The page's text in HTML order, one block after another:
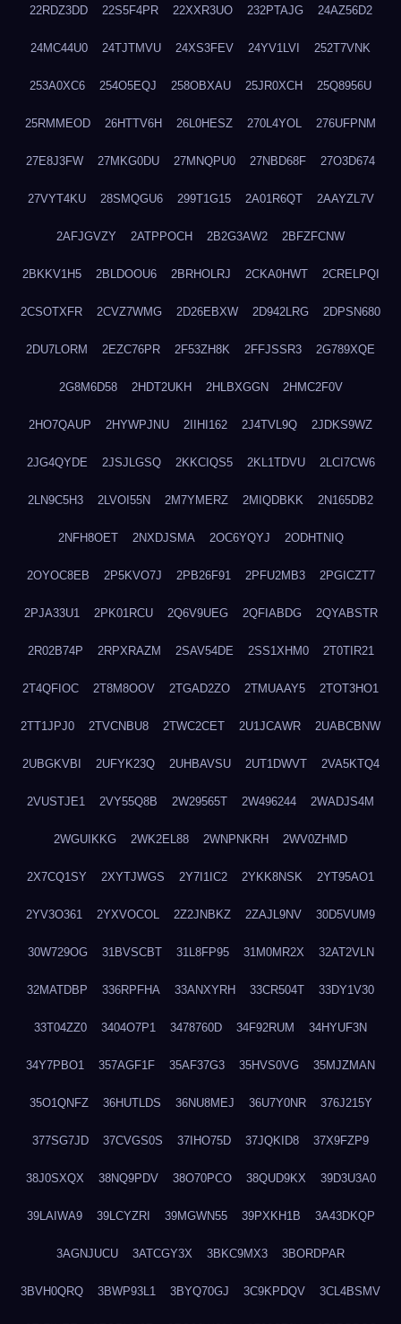
22RDZ3DD 22S5F4PR 22XXR3UO 232PTAJG 24AZ56D2
24MC44U0 24TJTMVU 24XS3FEV 24YV1LVI 252T7VNK
253A0XC6 254O5EQJ 258OBXAU 25JR0XCH 25Q8956U
25RMMEOD 26HTTV6H 26L0HESZ 270L4YOL 276UFPNM
27E8J3FW 27MKG0DU 27MNQPU0 27NBD68F 27O3D674
27VYT4KU 28SMQGU6 299T1G15 2A01R6QT 2AAYZL7V
2AFJGVZY 2ATPPOCH 2B2G3AW2 2BFZFCNW
2BKKV1H5 2BLDOOU6 2BRHOLRJ 2CKA0HWT 2CRELPQI
2CSOTXFR 2CVZ7WMG 2D26EBXW 2D942LRG 2DPSN680
2DU7LORM 2EZC76PR 2F53ZH8K 2FFJSSR3 2G789XQE
2G8M6D58 2HDT2UKH 2HLBXGGN 2HMC2F0V
2HO7QAUP 2HYWPJNU 2IIHI162 2J4TVL9Q 2JDKS9WZ
2JG4QYDE 2JSJLGSQ 2KKCIQS5 2KL1TDVU 2LCI7CW6
2LN9C5H3 2LVOI55N 2M7YMERZ 2MIQDBKK 2N165DB2
2NFH8OET 2NXDJSMA 2OC6YQYJ 2ODHTNIQ
2OYOC8EB 2P5KVO7J 2PB26F91 2PFU2MB3 2PGICZT7
2PJA33U1 2PK01RCU 2Q6V9UEG 2QFIABDG 2QYABSTR
2R02B74P 2RPXRAZM 2SAV54DE 2SS1XHM0 2T0TIR21
2T4QFIOC 2T8M8OOV 2TGAD2ZO 2TMUAAY5 2TOT3HO1
2TT1JPJ0 2TVCNBU8 2TWC2CET 2U1JCAWR 2UABCBNW
2UBGKVBI 2UFYK23Q 2UHBAVSU 2UT1DWVT 2VA5KTQ4
2VUSTJE1 2VY55Q8B 2W29565T 2W496244 2WADJS4M
2WGUIKKG 2WK2EL88 2WNPNKRH 2WV0ZHMD
2X7CQ1SY 2XYTJWGS 2Y7I1IC2 2YKK8NSK 2YT95AO1
2YV3O361 2YXVOCOL 2Z2JNBKZ 2ZAJL9NV 30D5VUM9
30W729OG 31BVSCBT 31L8FP95 31M0MR2X 32AT2VLN
32MATDBP 336RPFHA 33ANXYRH 33CR504T 33DY1V30
33T04ZZ0 3404O7P1 3478760D 34F92RUM 34HYUF3N
34Y7PBO1 357AGF1F 35AF37G3 35HVS0VG 35MJZMAN
35O1QNFZ 36HUTLDS 36NU8MEJ 36U7Y0NR 376J215Y
377SG7JD 37CVGS0S 37IHO75D 37JQKID8 37X9FZP9
38J0SXQX 38NQ9PDV 38O70PCO 38QUD9KX 39D3U3A0
39LAIWA9 39LCYZRI 39MGWN55 39PXKH1B 3A43DKQP
3AGNJUCU 3ATCGY3X 3BKC9MX3 3BORDPAR
3BVH0QRQ 3BWP93L1 3BYQ70GJ 3C9KPDQV 3CL4BSMV